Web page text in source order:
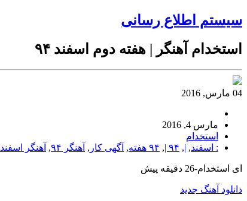
سیستم اطلاع رسانی
استخدام آهنگر | هفته دوم اسفند ۹۴
04 مارس, 2016
مارس 4, 2016
استخدام
: اسفند,
|
, ۹۴ | , ۹۴ هفته , آگهی کار , آهنگر ۹۴ , آهنگر اسفند
ای استخدام-26 دقیقه پیش
دانلود آهنگ جدید